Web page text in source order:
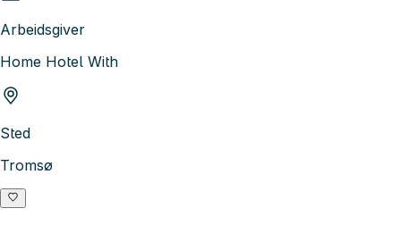
Arbeidsgiver
Home Hotel With
Sted
Tromsø